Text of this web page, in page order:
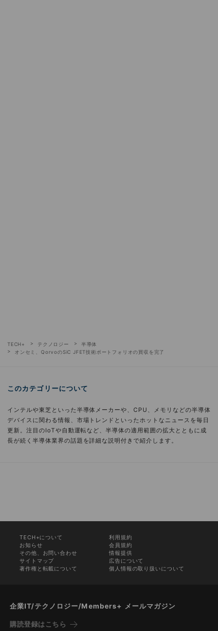
TECH+ テクノロジー
半導体
オンセミ、QorvoのSiC JFET技術ポートフォリオの買収を完了
このカテゴリーについて
インテルや東芝といった半導体メーカーや、CPU、メモリなどの半導体
デバイスに関わる情報、市場トレンドといったホットなニュースを毎日
更新。注目のIoTや自動運転など、半導体の適用範囲の拡大とともに成
長が続く半導体業界の話題を詳細な説明付きで紹介します。
TECH+について
利用規約
お知らせ
会員規約
その他、お問い合わせ
情報提供
サイトマップ
広告について
著作権と転載について
個人情報の取り扱いについて
企業IT/テクノロジー/Members+ メールマガジン
購読登録はこちら